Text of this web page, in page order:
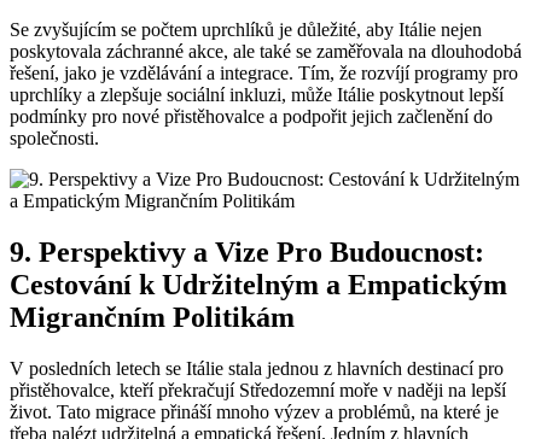
Se zvyšujícím se počtem uprchlíků je důležité, aby Itálie nejen
poskytovala záchranné akce, ale také se zaměřovala na dlouhodobá
řešení, jako je vzdělávání a integrace. Tím, že rozvíjí programy pro
uprchlíky a zlepšuje sociální inkluzi, může Itálie poskytnout lepší
podmínky pro nové přistěhovalce a podpořit jejich začlenění do
společnosti.
9. Perspektivy a Vize Pro Budoucnost:
Cestování k Udržitelným a Empatickým
Migrančním Politikám
V posledních letech se Itálie stala jednou z hlavních destinací pro
přistěhovalce, kteří překračují Středozemní moře v naději na lepší
život. Tato migrace přináší mnoho výzev a problémů, na které je
třeba nalézt udržitelná a empatická řešení. Jedním z hlavních